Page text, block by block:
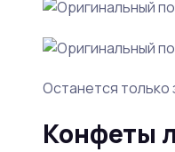
Останется только
Конфеты